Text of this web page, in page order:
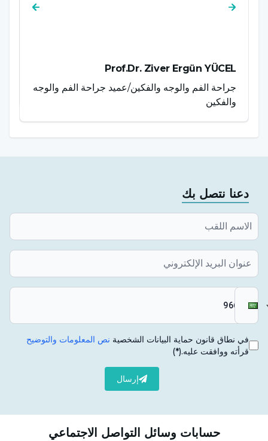
Prof.Dr. Ziver Ergün YÜCEL
جراحة الفم والوجه والفكين/عميد جراحة الفم والوجه
والفكين
دعنا نتصل بك
في نطاق قانون حماية البيانات الشخصية نص المعلومات والتوضيح
قرأته ووافقت عليه.(*)
إرسال
حسابات وسائل التواصل الاجتماعي